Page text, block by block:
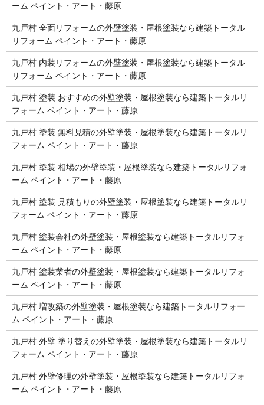
ーム ペイント・アート・藤原
九戸村 全面リフォームの外壁塗装・屋根塗装なら建築トータル
リフォーム ペイント・アート・藤原
九戸村 内装リフォームの外壁塗装・屋根塗装なら建築トータル
リフォーム ペイント・アート・藤原
九戸村 塗装 おすすめの外壁塗装・屋根塗装なら建築トータルリ
フォーム ペイント・アート・藤原
九戸村 塗装 無料見積の外壁塗装・屋根塗装なら建築トータルリ
フォーム ペイント・アート・藤原
九戸村 塗装 相場の外壁塗装・屋根塗装なら建築トータルリフォ
ーム ペイント・アート・藤原
九戸村 塗装 見積もりの外壁塗装・屋根塗装なら建築トータルリ
フォーム ペイント・アート・藤原
九戸村 塗装会社の外壁塗装・屋根塗装なら建築トータルリフォ
ーム ペイント・アート・藤原
九戸村 塗装業者の外壁塗装・屋根塗装なら建築トータルリフォ
ーム ペイント・アート・藤原
九戸村 増改築の外壁塗装・屋根塗装なら建築トータルリフォー
ム ペイント・アート・藤原
九戸村 外壁 塗り替えの外壁塗装・屋根塗装なら建築トータルリ
フォーム ペイント・アート・藤原
九戸村 外壁修理の外壁塗装・屋根塗装なら建築トータルリフォ
ーム ペイント・アート・藤原